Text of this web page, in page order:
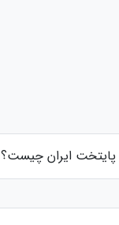
پایتخت ایران چیست؟